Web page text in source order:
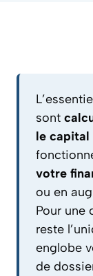
sont
le capital
votre
ou en
Pour une
reste
englobe
de